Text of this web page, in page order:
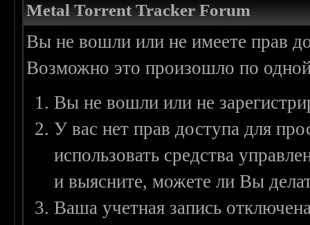
Metal Torrent Tracker Forum
Вы не вошли или не имеете прав
Возможно это произошло по
Вы не вошли или не
У вас нет прав доступа для
использовать средства
и выясните, можете ли Вы
Ваша учетная запись